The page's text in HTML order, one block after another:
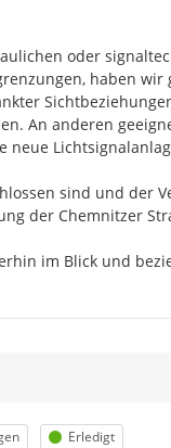
oder
haben
An anderen
neue
sind und der
der Chemnitzer
im Blick und
Status
Erledigt